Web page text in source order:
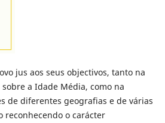
jus aos seus objectivos, tanto na
a Idade Média, como na
de diferentes geografias e de várias
reconhecendo o carácter